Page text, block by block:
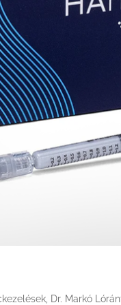
Dr. Markó